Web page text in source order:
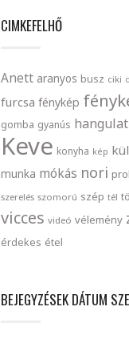
CIMKEFELHŐ
Anett aranyos busz ciki
furcsa fénykép
gomba gyanús hangulat
Keve konyha kép
munka mókás nori
szerelés szomorú szép tél
vicces videó vélemény
érdekes étel
BEJEGYZÉSEK DÁTUM